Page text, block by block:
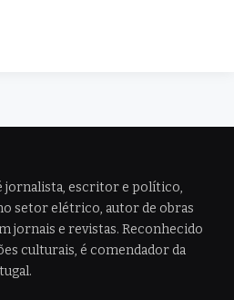
escritor e político,
setor elétrico, autor de obras
jornais e revistas. Reconhecido
culturais, é comendador da